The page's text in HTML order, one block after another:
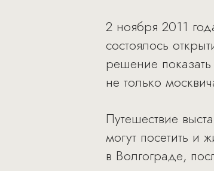
2 ноября 2011
состоялось
решение
не только
Путешествие
могут посетить и
в Волгограде,